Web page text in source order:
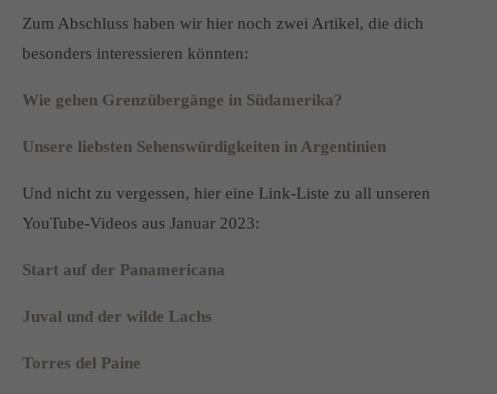
Zum Abschluss haben wir hier noch zwei Artikel, die dich
besonders interessieren könnten:
Wie gehen Grenzübergänge in Südamerika?
Unsere liebsten Sehenswürdigkeiten in Argentinien
Und nicht zu vergessen, hier eine Link-Liste zu all unseren
YouTube-Videos aus Januar 2023:
Start auf der Panamericana
Juval und der wilde Lachs
Torres del Paine